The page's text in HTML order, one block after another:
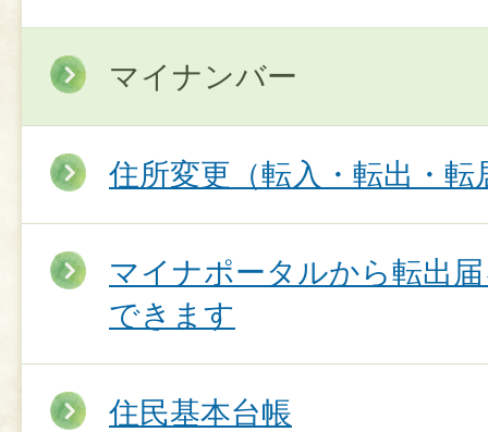
マイナンバー
住所変更（転入・転出・
マイナポータルから転出
できます
住民基本台帳